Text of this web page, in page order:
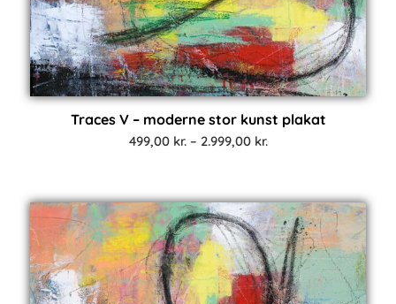
Traces V – moderne stor kunst plakat
499,00 kr. – 2.999,00 kr.Prisinterval: